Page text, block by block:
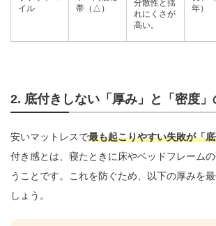
イル
帯（△）
分散性と揺
れにくさが
高い。
年）
2. 底付きしない「厚み」と「密度
安いマットレスで最も起こりやすい失敗が「
付き感とは、寝たときに床やベッドフレーム
うことです。これを防ぐため、以下の厚みを
しょう。